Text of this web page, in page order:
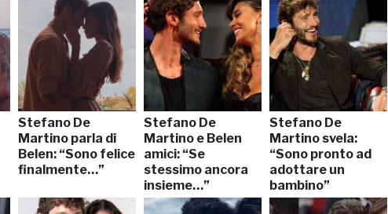
Stefano De
Martino parla di
Belen: “Sono felice
finalmente…”
Stefano De
Martino e Belen
amici: “Se
stessimo ancora
insieme…”
Stefano De
Martino svela:
“Sono pronto ad
adottare un
bambino”